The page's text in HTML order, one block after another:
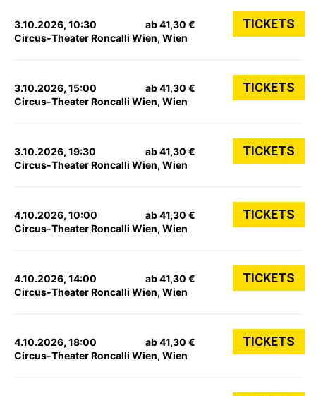
3.10.2026, 10:30
Circus-Theater Roncalli Wien, Wien
ab 41,30 € TICKETS
3.10.2026, 15:00
Circus-Theater Roncalli Wien, Wien
ab 41,30 € TICKETS
3.10.2026, 19:30
Circus-Theater Roncalli Wien, Wien
ab 41,30 € TICKETS
4.10.2026, 10:00
Circus-Theater Roncalli Wien, Wien
ab 41,30 € TICKETS
4.10.2026, 14:00
Circus-Theater Roncalli Wien, Wien
ab 41,30 € TICKETS
4.10.2026, 18:00
Circus-Theater Roncalli Wien, Wien
ab 41,30 € TICKETS